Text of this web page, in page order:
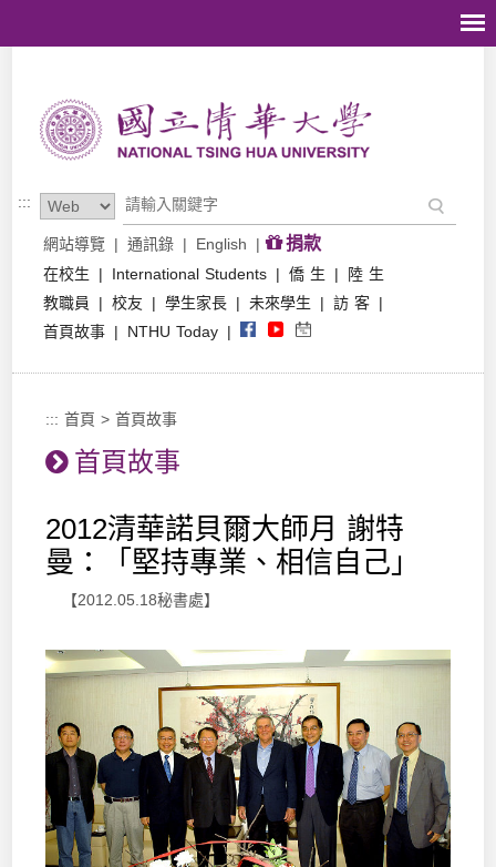
:::
網站導覽 | 通訊錄 | English | 捐款
在校生 | International Students | 僑 生 |
陸 生
教職員
| 校友 | 學生家長 | 未來學生 | 訪 客 |
首頁故事 | NTHU Today |
::: 首頁 >首頁故事
首頁故事
2012清華諾貝爾大師月 謝特
曼：「堅持專業、相信自己」
【2012.05.18秘書處】